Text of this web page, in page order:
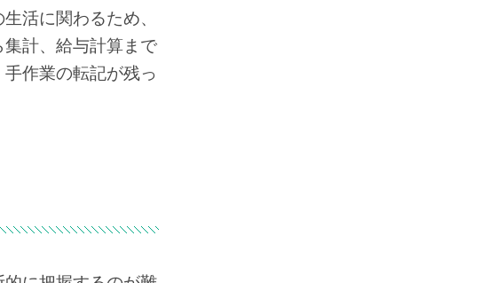
活に関わるため、
計、給与計算まで
作業の転記が残っ